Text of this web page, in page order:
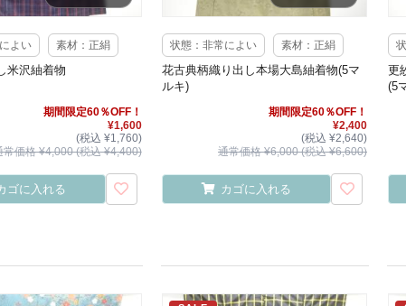
よい 素材：正絹
米沢紬着物
期間限定60％OFF！
¥1,600
(税込 ¥1,760)
常価格 ¥4,000 (税込 ¥4,400)
ゴに入れる
状態：非常によい 素材：正絹
花古典柄織り出し本場大島紬着物(5マ
ルキ)
期間限定60％OFF！
¥2,400
(税込 ¥2,640)
通常価格 ¥6,000 (税込 ¥6,600)
カゴに入れる
更
(5